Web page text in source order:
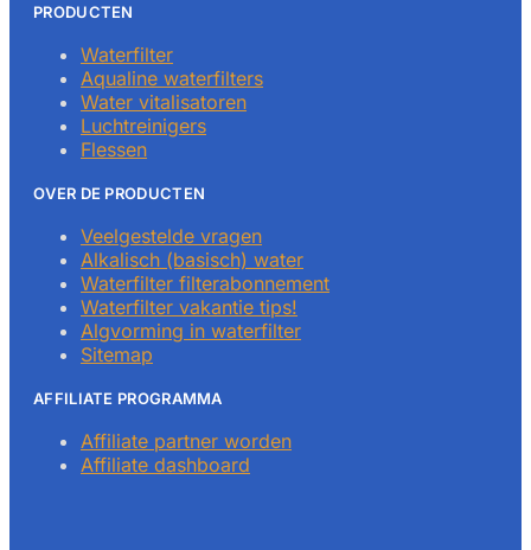
PRODUCTEN
Waterfilter
Aqualine waterfilters
Water vitalisatoren
Luchtreinigers
Flessen
OVER DE PRODUCTEN
Veelgestelde vragen
Alkalisch (basisch) water
Waterfilter filterabonnement
Waterfilter vakantie tips!
Algvorming in waterfilter
Sitemap
AFFILIATE PROGRAMMA
Affiliate partner worden
Affiliate dashboard